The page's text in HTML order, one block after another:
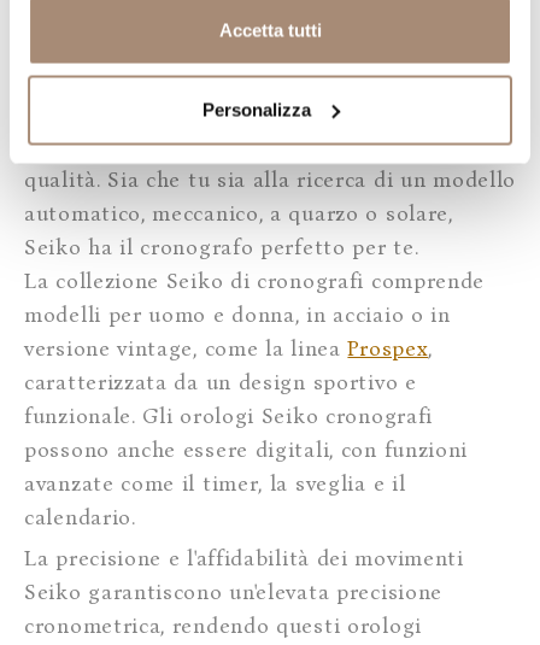
Accetta tutti
Personalizza
Seiko Cronografi
uomo a prezzo scontato. Seiko è uno dei
marchi leader nel mondo degli orologi e offre
una vasta selezione di cronografi di alta
qualità. Sia che tu sia alla ricerca di un modello
automatico, meccanico, a quarzo o solare,
Seiko ha il cronografo perfetto per te.
La collezione Seiko di cronografi comprende
modelli per uomo e donna, in acciaio o in
versione vintage, come la lineaProspex,
caratterizzata da un design sportivo e
funzionale. Gli orologi Seiko cronografi
possono anche essere digitali, con funzioni
avanzate come il timer, la sveglia e il
calendario.
La precisione e l'affidabilità dei movimenti
Seiko garantiscono un'elevata precisione
cronometrica, rendendo questi orologi